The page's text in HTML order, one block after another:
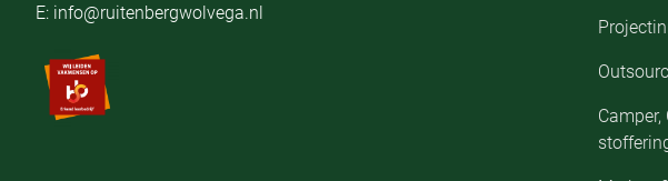
E: info@ruitenbergwolvega.nl